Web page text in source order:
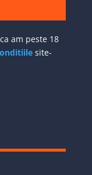
am peste 18
site-